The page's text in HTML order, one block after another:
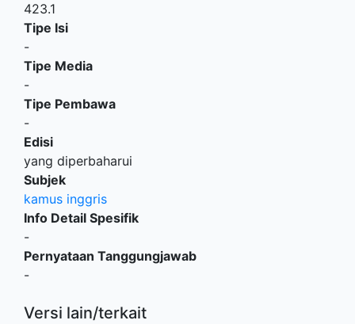
423.1
Tipe Isi
-
Tipe Media
-
Tipe Pembawa
-
Edisi
yang diperbaharui
Subjek
kamus inggris
Info Detail Spesifik
-
Pernyataan Tanggungjawab
-
Versi lain/terkait